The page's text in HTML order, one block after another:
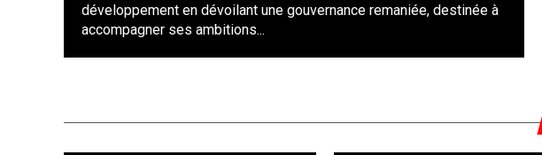
développement en dévoilant une gouvernance remaniée, destinée à
accompagner ses ambitions...